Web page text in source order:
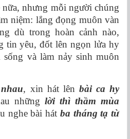
nhưng mỗi người chúng
niệm: lắng đọng muôn vàn
dù trong hoàn cảnh nào,
tin yêu, đốt lên ngọn lửa hy
và làm nảy sinh muôn
, xin hát lên bài ca hy
những lời thì thầm mùa
nghe bài hát ba tháng tạ từ